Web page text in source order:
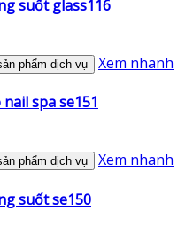
suốt glass116
phẩm dịch vụ Xem nhanh
spa se151
phẩm dịch vụ Xem nhanh
suốt se150